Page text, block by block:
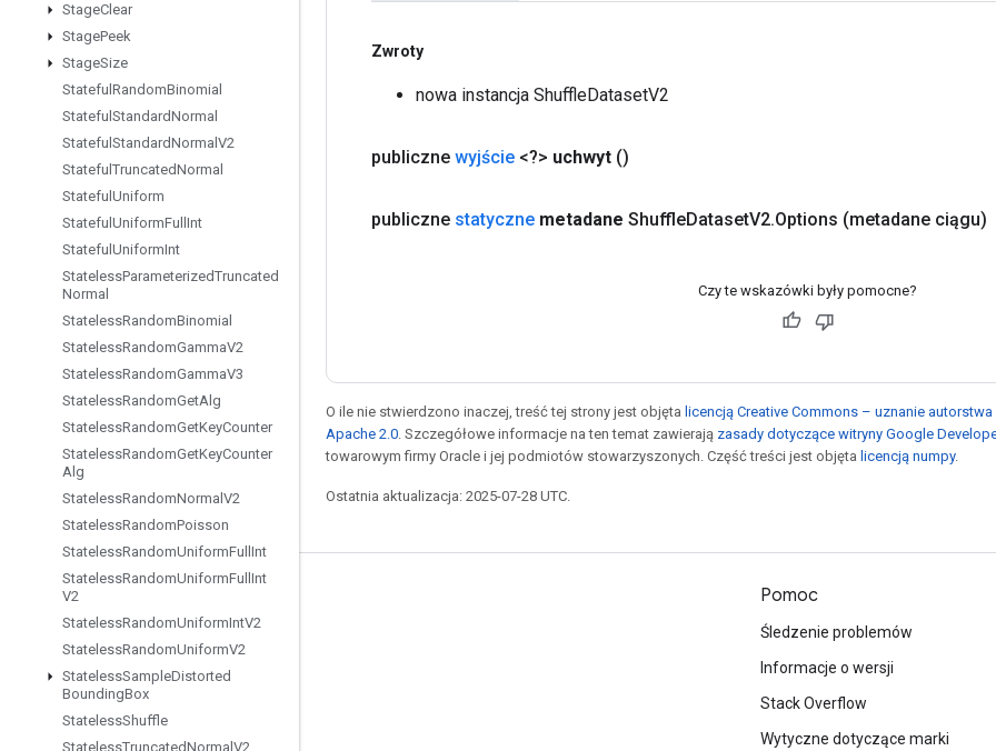
StageClear
StagePeek
StageSize
Stateful RandomBinomial
Stateful StandardNormal
Stateful StandardNormal V2
Stateful TruncatedNormal
Stateful Uniform
Stateful UniformFull Int
Stateful UniformInt
StatelessParameterizedTruncated
Normal
StatelessRandomBinomial
StatelessRandomGammaV2
StatelessRandomGammaV3
StatelessRandomGetAlg
StatelessRandomGetKeyCounter
StatelessRandomGetKeyCounter
Alg
StatelessRandomNormal V2
StatelessRandomPoisson
StatelessRandomUniformFull Int
StatelessRandomUniformFull Int
V2
StatelessRandomUniformIntV2
StatelessRandomUniformV2
StatelessSampleDistorted
BoundingBox
StatelessShuffle
StatelessTruncatedNormal V2
Zwroty
nowa instancja ShuffleDatasetV2
publiczne wyjście <?> uchwyt ()
publiczne statyczne metadane ShuffleDatasetV2.Options (metadane ciągu)
Czy te wskazówki były pomocne?
O ile nie stwierdzono inaczej, treść tej strony jest objęta licencją Creative Commons – uznanie autorstwa
Apache 2.0 . Szczegółowe informacje na ten temat zawierają zasady dotyczące witryny Google
towarowym firmy Oracle i jej podmiotów stowarzyszonych. Część treści jest objęta licencją numpy.
Ostatnia aktualizacja: 2025-07-28 UTC.
Pozostawaj w kontakcie
Forum
GitHub
Twitter
Pomoc
Śledzenie problemów
Informacje o wersji
Stack Overflow
Wytyczne dotyczące marki